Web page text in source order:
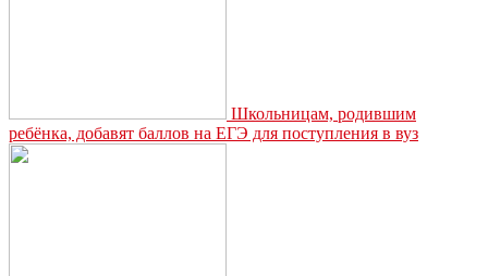
Школьницам, родившим
ребёнка, добавят баллов на ЕГЭ для поступления в вуз